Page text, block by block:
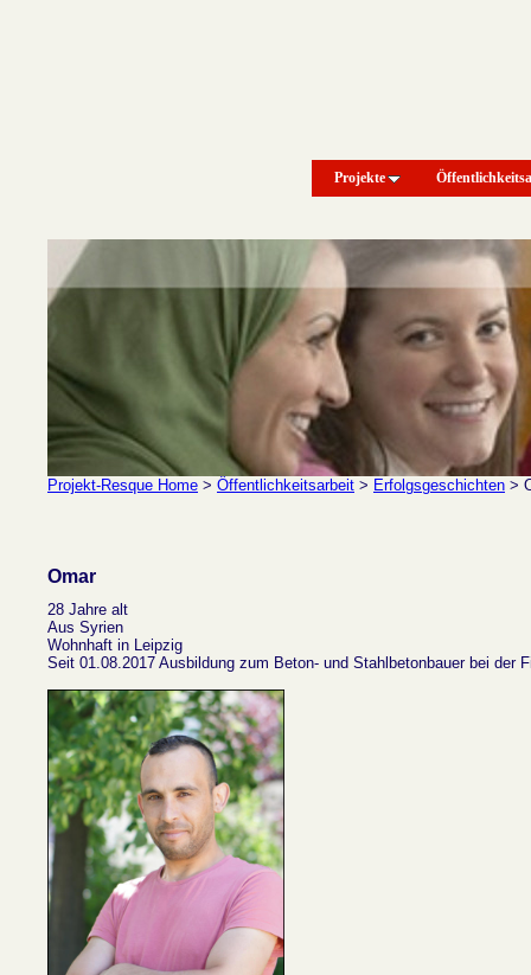
Projekte
Projekt-Resque Home > Öffentlichkeitsarbeit > Erfolgsgeschichten >
Omar
28 Jahre alt
Aus Syrien
Wohnhaft in Leipzig
Seit 01.08.2017 Ausbildung zum Beton- und Stahlbetonbauer bei der